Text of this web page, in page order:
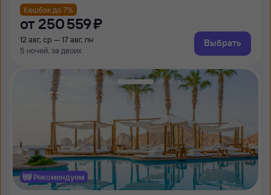
Кешбэк до 7%
от 250 ⁠559 ⁠₽
12 авг, ср — 17 авг, пн
5 ночей, за двоих
Выбрать
Рекомендуем